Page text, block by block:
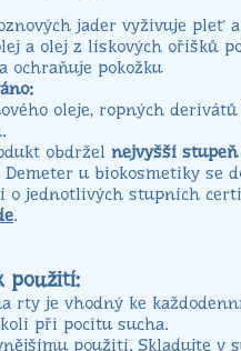
jader vyživuje pleť
a olej z lískových oříšků
ochraňuje pokožku
oleje, ropných
obdržel nejvyšší
Demeter u biokosmetiky se
o jednotlivých stupních
.
použití:
rty je vhodný ke
při pocitu sucha.
použití. Skladujte v